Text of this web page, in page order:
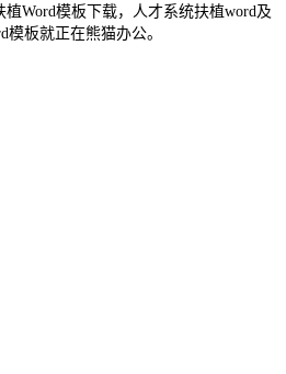
Word模板下载，人才系统扶植word及
板就正在熊猫办公。